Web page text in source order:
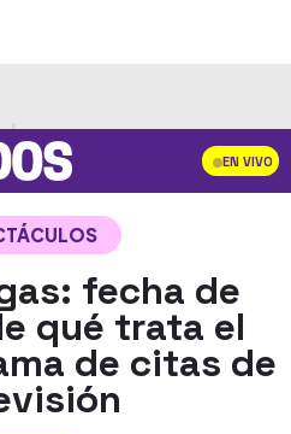
EN VIVO
fecha de
qué trata el
de citas de